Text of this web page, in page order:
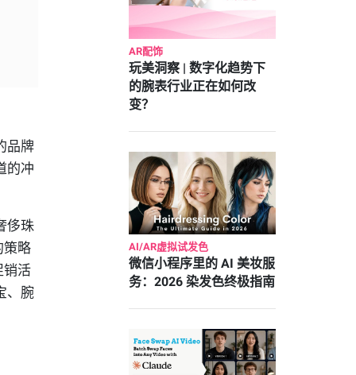
品牌
的冲
侈珠
策略
销活
、腕
AR配饰
玩美洞察 | 数字化趋势下
的腕表行业正在如何改
变？
AI/AR虚拟试发色
微信小程序里的 AI 美妆服
务：2026 染发色终极指南